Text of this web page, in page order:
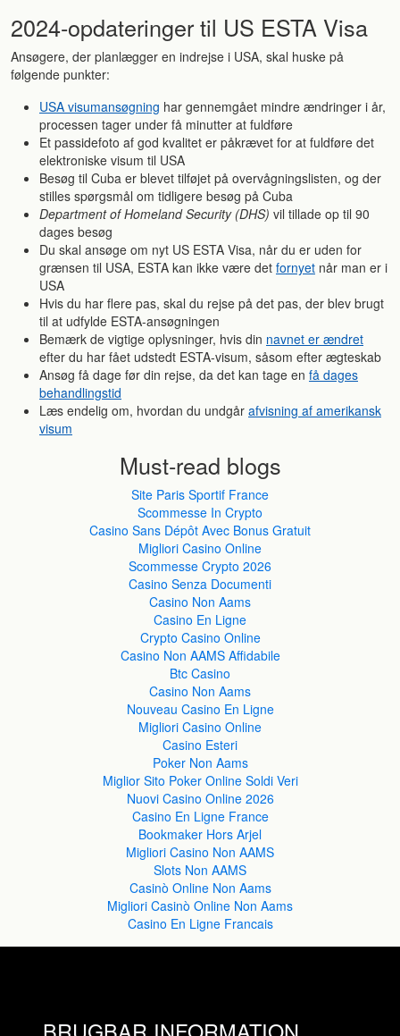
2024-opdateringer til US ESTA Visa
Ansøgere, der planlægger en indrejse i USA, skal huske på
følgende punkter:
USA visumansøgning har gennemgået mindre ændringer i år,
processen tager under få minutter at fuldføre
Et passidefoto af god kvalitet er påkrævet for at fuldføre det
elektroniske visum til USA
Besøg til Cuba er blevet tilføjet på overvågningslisten, og der
stilles spørgsmål om tidligere besøg på Cuba
Department of Homeland Security (DHS) vil tillade op til 90
dages besøg
Du skal ansøge om nyt US ESTA Visa, når du er uden for
grænsen til USA, ESTA kan ikke være det fornyet når man er i
USA
Hvis du har flere pas, skal du rejse på det pas, der blev brugt
til at udfylde ESTA-ansøgningen
Bemærk de vigtige oplysninger, hvis din navnet er ændret
efter du har fået udstedt ESTA-visum, såsom efter ægteskab
Ansøg få dage før din rejse, da det kan tage en få dages
behandlingstid
Læs endelig om, hvordan du undgår afvisning af amerikansk
visum
Must-read blogs
Site Paris Sportif France
Scommesse In Crypto
Casino Sans Dépôt Avec Bonus Gratuit
Migliori Casino Online
Scommesse Crypto 2026
Casino Senza Documenti
Casino Non Aams
Casino En Ligne
Crypto Casino Online
Casino Non AAMS Affidabile
Btc Casino
Casino Non Aams
Nouveau Casino En Ligne
Migliori Casino Online
Casino Esteri
Poker Non Aams
Miglior Sito Poker Online Soldi Veri
Nuovi Casino Online 2026
Casino En Ligne France
Bookmaker Hors Arjel
Migliori Casino Non AAMS
Slots Non AAMS
Casinò Online Non Aams
Migliori Casinò Online Non Aams
Casino En Ligne Francais